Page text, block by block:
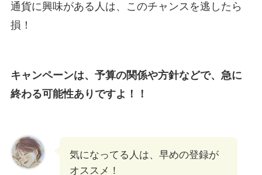
通貨に興味がある人は、このチャンスを逃したら
損！
キャンペーンは、予算の関係や方針などで、急に
終わる可能性ありですよ！！
気になってる人は、早めの登録が
オススメ！